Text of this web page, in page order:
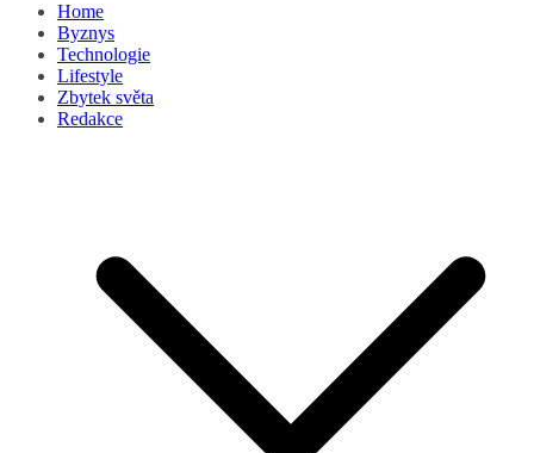
Home
Byznys
Technologie
Lifestyle
Zbytek světa
Redakce